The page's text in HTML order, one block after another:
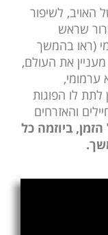
האויב, לשיפור
שראש
(ראו בהמשך
מעניין את העולם,
ערמומי,
לתת לו הפוגות
והאזרחים
ביוזמה כל